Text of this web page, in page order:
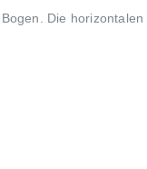
Die horizontalen